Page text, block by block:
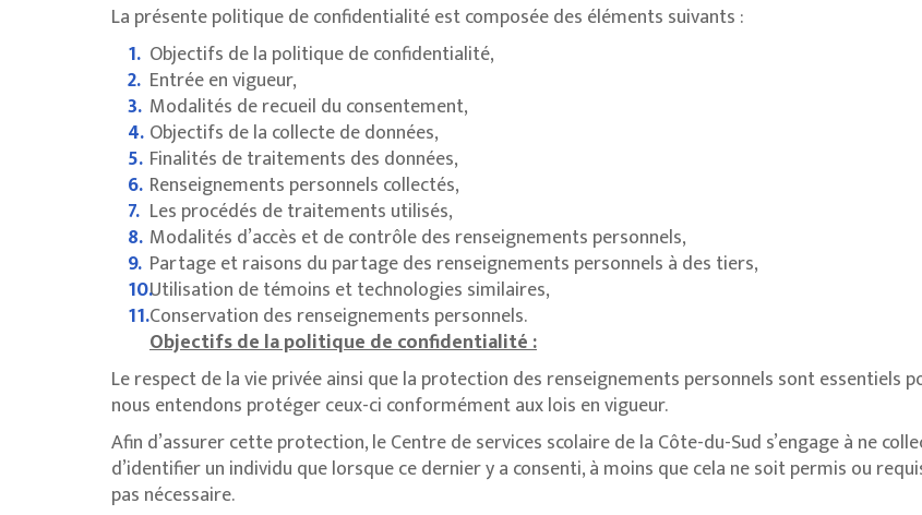
La présente politique de confidentialité est composée des éléments suivants :
Objectifs de la politique de confidentialité,
Entrée en vigueur,
Modalités de recueil du consentement,
Objectifs de la collecte de données,
Finalités de traitements des données,
Renseignements personnels collectés,
Les procédés de traitements utilisés,
Modalités d’accès et de contrôle des renseignements personnels,
Partage et raisons du partage des renseignements personnels à des tiers,
Utilisation de témoins et technologies similaires,
Conservation des renseignements personnels.
Objectifs de la politique de confidentialité :
Le respect de la vie privée ainsi que la protection des renseignements personnels sont essentiels
nous entendons protéger ceux-ci conformément aux lois en vigueur.
Afin d’assurer cette protection, le Centre de services scolaire de la Côte-du-Sud s’engage à ne
d’identifier un individu que lorsque ce dernier y a consenti, à moins que cela ne soit permis ou
pas nécessaire.